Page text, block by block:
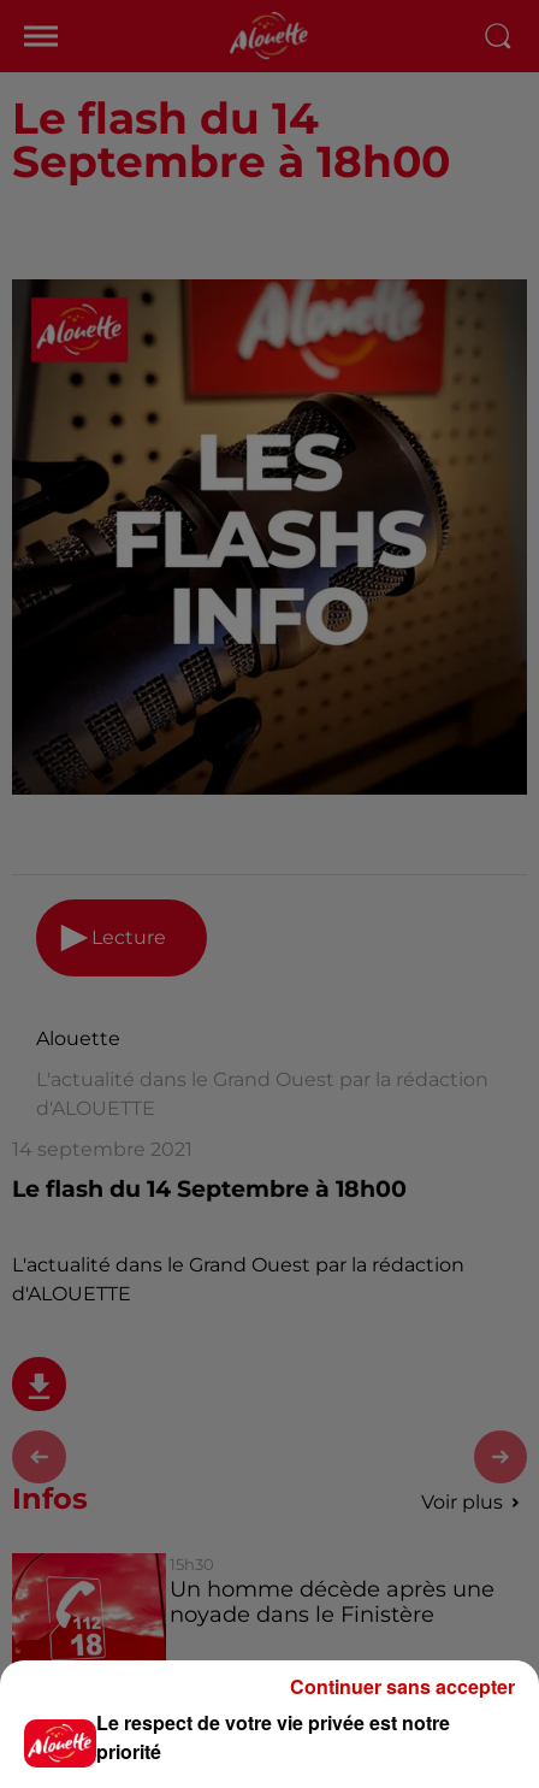
Le flash du 14
Septembre à 18h00
Lecture
Alouette
L'actualité dans le Grand Ouest par la rédaction
d'ALOUETTE
14 septembre 2021
Le flash du 14 Septembre à 18h00
L'actualité dans le Grand Ouest par la rédaction
d'ALOUETTE
Infos Voir plus
15h30
Un homme décède après une
noyade dans le Finistère
14h48
Le respect de votre vie privée est notre
priorité
Continuer sans accepter